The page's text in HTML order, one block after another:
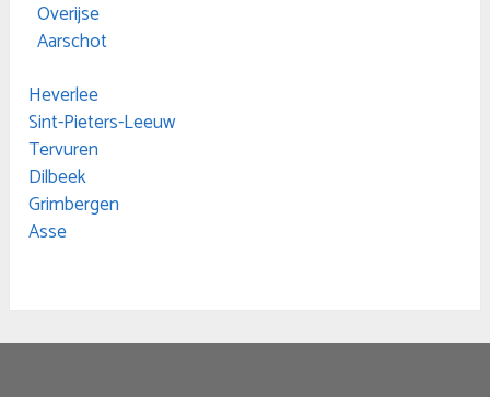
Overijse
Aarschot
Heverlee
Sint-Pieters-Leeuw
Tervuren
Dilbeek
Grimbergen
Asse